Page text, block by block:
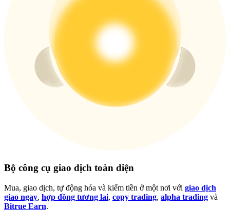
BTC Flexible Staking | Daily Rewards
Bộ công cụ giao dịch toàn diện
Mua, giao dịch, tự động hóa và kiếm tiền ở một nơi với giao dịch
giao ngay, hợp đồng tương lai, copy trading, alpha trading và
Bitrue Earn.